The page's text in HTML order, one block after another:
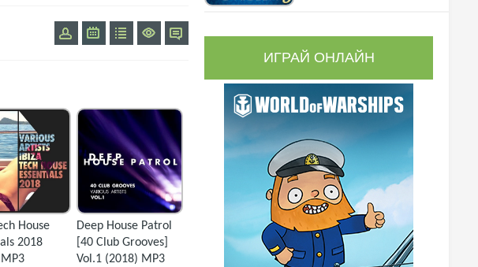
House
2018
Deep House Patrol
[40 Club Grooves]
Vol.1 (2018) MP3
ИГРАЙ ОНЛАЙН